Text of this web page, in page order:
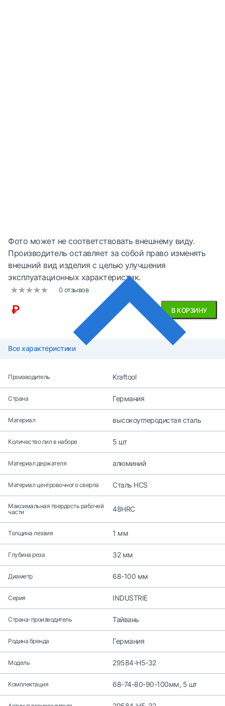
Фото может не соответствовать внешнему виду.
Производитель оставляет за собой право изменять
внешний вид изделия с целью улучшения
эксплуатационных характеристик.
0 отзывов
₽ В КОРЗИНУ
Все характеристики
Производитель Kraftool
Страна Германия
Материал высокоуглеродистая сталь
Количество пил в наборе 5 шт
Материал держателя алюминий
Материал центровочного сверла Сталь HCS
Максимальная твердость рабочей
части
48HRC
Толщина лезвия 1 мм
Глубина реза 32 мм
Диаметр 68-100 мм
Серия INDUSTRIE
Страна-производитель Тайвань
Родина бренда Германия
Модель 29584-H5-32
Комплектация 68-74-80-90-100мм, 5 шт